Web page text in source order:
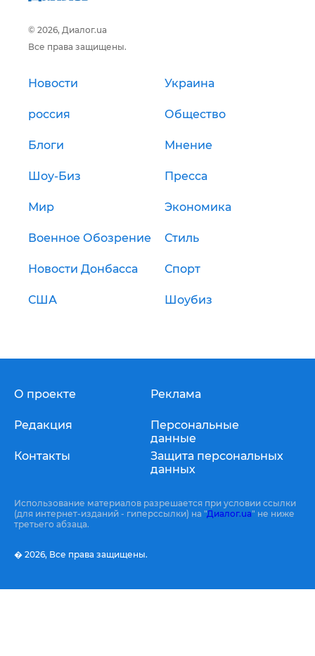
© 2026, Диалог.ua
Все права защищены.
Новости Украина
россия Общество
Блоги Мнение
Шоу-Биз Пресса
Мир Экономика
Военное Обозрение Стиль
Новости Донбасса Спорт
США Шоубиз
О проекте
Редакция
Контакты
Реклама
Персональные
данные
Защита персональных
данных
Использование материалов разрешается при условии ссылки
(для интернет-изданий - гиперссылки) на "Диалог.ua" не ниже
третьего абзаца.
� 2026, Все права защищены.